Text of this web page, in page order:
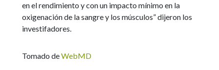
en el rendimiento y con un impacto mínimo en la
oxigenación de la sangre y los músculos” dijeron los
investifadores.
Tomado deWebMD